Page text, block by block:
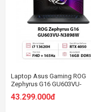
Laptop Asus Gaming ROG
Zephyrus G16 GU603VU-
RAM/512GB SSD/16 WUXGA
43.299.000đ